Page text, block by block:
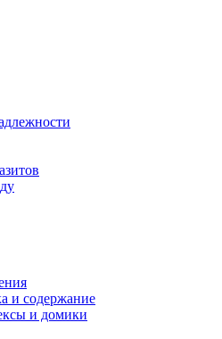
и содержание
и домики